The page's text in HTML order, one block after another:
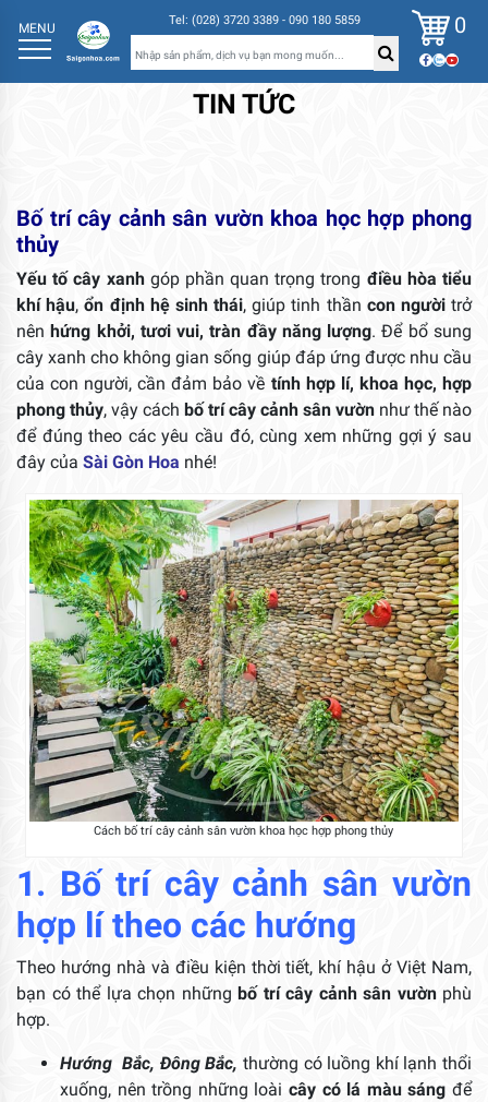
MENU Tel: (028) 3720 3389 - 090 180 5859 0
TIN TỨC
Bố trí cây cảnh sân vườn khoa học hợp phong
thủy
Yếu tố cây xanhgóp phần quan trọng trong điều hòa tiểu
khí hậu,ổn định hệ sinh thái, giúp tinh thần con ngườitrở
nên hứng khởi, tươi vui, tràn đầy năng lượng. Để bổ sung
cây xanh cho không gian sống giúp đáp ứng được nhu cầu
của con người, cần đảm bảo về tính hợp lí, khoa học, hợp
phong thủy, vậy cách bố trí cây cảnh sân vườn như thế nào
để đúng theo các yêu cầu đó, cùng xem những gợi ý sau
đây của Sài Gòn Hoa nhé!
Cách bố trí cây cảnh sân vườn khoa học hợp phong thủy
1. Bố trí cây cảnh sân vườn
hợp lí theo các hướng
Theo hướng nhà và điều kiện thời tiết, khí hậu ở Việt Nam,
bạn có thể lựa chọn những bố trí cây cảnh sân vườnphù
hợp.
Hướng Bắc, Đông Bắc, thường có luồng khí lạnh thổi
xuống, nên trồng những loài cây có lá màu sáng để